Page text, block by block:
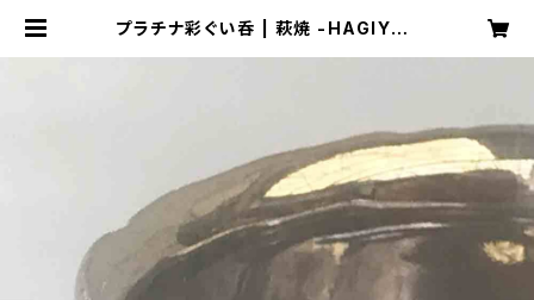
プラチナ彩ぐい呑 | 萩焼 -HAGIYAK